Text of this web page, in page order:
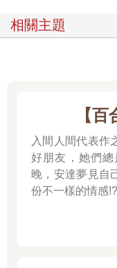
合乎禮儀。我是個活潑
且愛玩，對於性的部分
Pam 伸出手輕觸我的
「我看妳獨自在微笑。
「哦！抱歉，我在想一
「妳在想什麼？」
我連忙搖頭，這絕不是
氣，到時我就看不到她
題吧。
「我本來想問一下Pam
相關主題
【
入間人間代表作
好朋友，她們
晚，安達夢見自
份不一樣的情感!?